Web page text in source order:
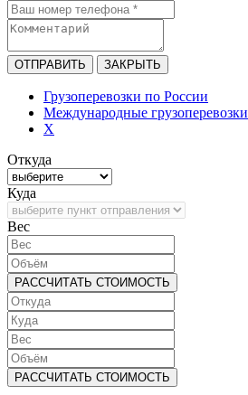
ОТПРАВИТЬ ЗАКРЫТЬ
Грузоперевозки по России
Международные грузоперевозки
X
Откуда
Куда
Bec
РАССЧИТАТЬ СТОИМОСТЬ
РАССЧИТАТЬ СТОИМОСТЬ